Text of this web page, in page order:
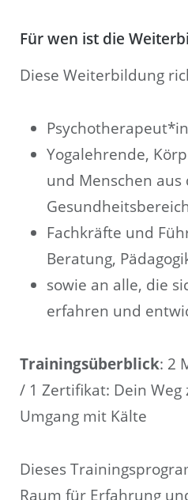
Für wen ist die
Diese Weiterbildung
Yogalehrende,
und Menschen aus
Gesundheitsbereich
Fachkräfte und
Beratung,
sowie an alle, die
erfahren und
Trainingsüberblick: 2
/ 1 Zertifikat: Dein
Umgang mit Kälte
Dieses
Raum für Erfahrung